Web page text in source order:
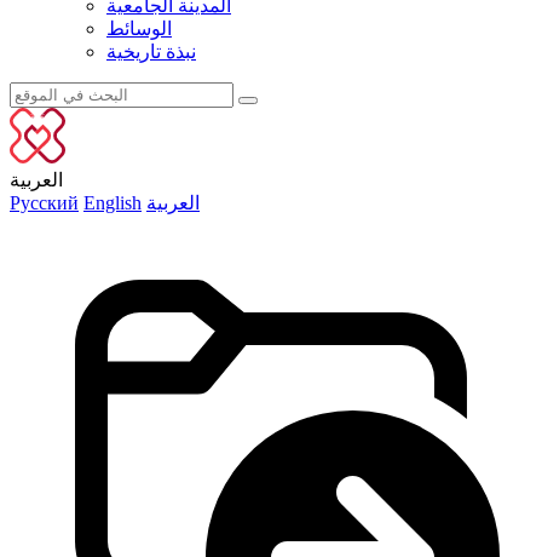
المدينة الجامعية
الوسائط
نبذة تاريخية
العربية
Русский English العربية